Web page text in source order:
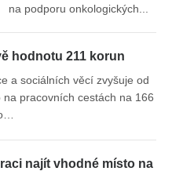
na podporu onkologických...
hodnotu 211 korun
a sociálních věcí zvyšuje od
pracovních cestách na 166
najít vhodné místo na